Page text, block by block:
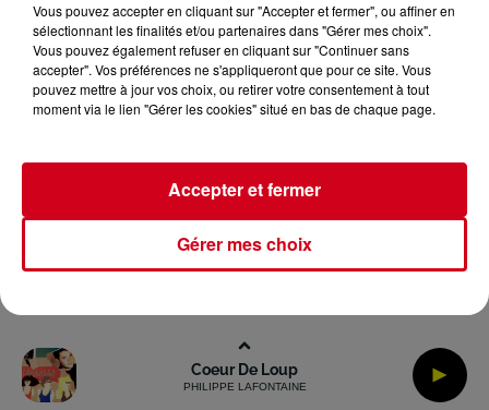
Coeur De Loup
PHILIPPE LAFONTAINE
Vous pouvez accepter en cliquant sur "Accepter et fermer", ou affiner en
sélectionnant les finalités et/ou partenaires dans "Gérer mes choix".
Vous pouvez également refuser en cliquant sur "Continuer sans
accepter". Vos préférences ne s'appliqueront que pour ce site. Vous
pouvez mettre à jour vos choix, ou retirer votre consentement à tout
moment via le lien "Gérer les cookies" situé en bas de chaque page.
Gérer mes choix
Accepter et fermer